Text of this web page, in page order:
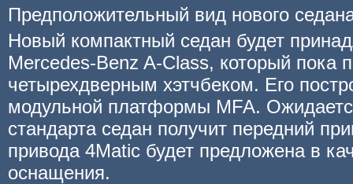
Предположительный вид нового
Новый компактный седан будет
Mercedes-Benz A-Class, который пока
четырехдверным хэтчбеком. Его
модульной платформы MFA.
стандарта седан получит передний
привода 4Matic будет предложена в
оснащения.